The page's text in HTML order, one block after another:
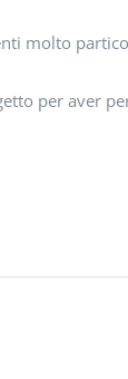
molto
per aver